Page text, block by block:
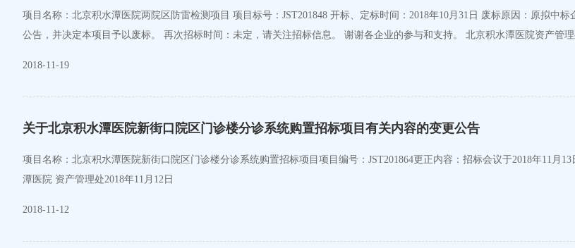
项目名称：北京积水潭医院两院区防雷检测项目 项目标号：JST201848 开标、定标时间：2018年10月31日 废标原因：原拟中标企业北京博亚盛技术检测有限公司不符合甲级检测机构资质，故撤回原发布的中标
公告，并决定本项目予以废标。 再次招标时间：未定，请关注招标信息。 谢谢各企业的参与和支持。 北京
2018-11-19
关于北京积水潭医院新街口院区门诊楼分诊系统购置招标项目有关内容的变更公告
项目名称：北京积水潭医院新街口院区门诊楼分诊系统购置招标项目项目编号：JST201864更正内容：招标会议于2018年11月
潭医院 资产管理处2018年11月12日
2018-11-12